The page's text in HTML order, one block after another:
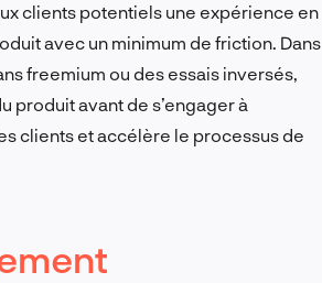
clients potentiels une expérience en
avec un minimum de friction. Dans
freemium ou des essais inversés,
produit avant de s’engager à
clients et accélère le processus de